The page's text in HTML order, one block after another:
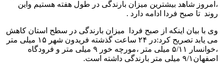
،امروز شاهد بیشترین میزان بارندگی در طول هفته هستیم واین
روند تا صبح فردا ادامه دارد .
وی با بیان اینکه از صبح فردا میزان بارندگی در سطح استان کاهش
می یابد تصریح کرد:در ۲۴ ساعت گذشته فریدون شهر ۱۵ میلی متر
،خوانسار ۵/۱۱ میلی متر ،مورچه خور ۹ میلی متر و فرودگاه
اصفهان۹/۱ میلی متر بارندگی داشته است.